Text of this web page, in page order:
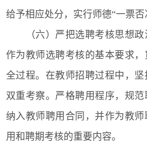
给予相应处分，实行师德“一票否
（六）严把选聘考核思想政
作为教师选聘考核的基本要求
全过程。在教师招聘过程中，
双重考察。严格聘用程序，规
纳入教师聘用合同，并作为教
用和聘期考核的重要内容。